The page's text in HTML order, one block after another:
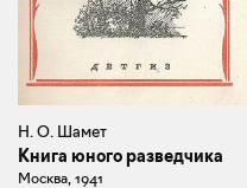
Н. О. Шамет
Книга юного разведчика
Москва, 1941